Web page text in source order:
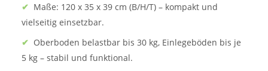
✔ Maße: 120 x 35 x 39 cm (B/H/T) – kompakt und
vielseitig einsetzbar.
✔ Oberboden belastbar bis 30 kg, Einlegeböden bis je
5 kg – stabil und funktional.